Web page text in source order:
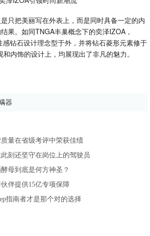
只把美丽写在外表上，而是同时具备一定的内
果。如同TNGA丰巢概念下的奕泽IZOA，
感钻石设计理念型于外，并将钻石菱形元素修于
内饰的设计上，均展现出了非凡的魅力。
器
量在省级考评中荣获佳绩
刻还坚守在岗位上的驾驶员
母到底是何方神圣？
伴提供15亿专项保障
指南者才是那个对的选择